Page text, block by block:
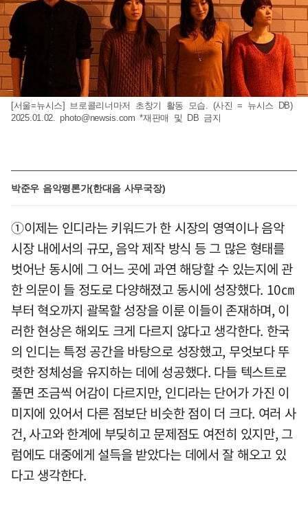
[서울=뉴시스] 브로콜리너마저 초창기 활동 모습. (사진 = 뉴시스 DB)
2025.01.02.photo@newsis.com *재판매 및 DB 금지
박준우 음악평론가(한대음 사무국장)
①이제는 인디라는 키워드가 한 시장의 영역이나 음악
시장 내에서의 규모, 음악 제작 방식 등 그 많은 형태를
벗어난 동시에 그 어느 곳에 과연 해당할 수 있는지에 관
한 의문이 들 정도로 다양해졌고 동시에 성장했다. 10㎝
부터 혁오까지 괄목할 성장을 이룬 이들이 존재하며, 이
러한 현상은 해외도 크게 다르지 않다고 생각한다. 한국
의 인디는 특정 공간을 바탕으로 성장했고, 무엇보다 뚜
렷한 정체성을 유지하는 데에 성공했다. 다들 텍스트로
풀면 조금씩 어감이 다르지만, 인디라는 단어가 가진 이
미지에 있어서 다른 점보단 비슷한 점이 더 크다. 여러 사
건, 사고와 한계에 부딪히고 문제점도 여전히 있지만, 그
럼에도 대중에게 설득을 받았다는 데에서 잘 해오고 있
다고 생각한다.